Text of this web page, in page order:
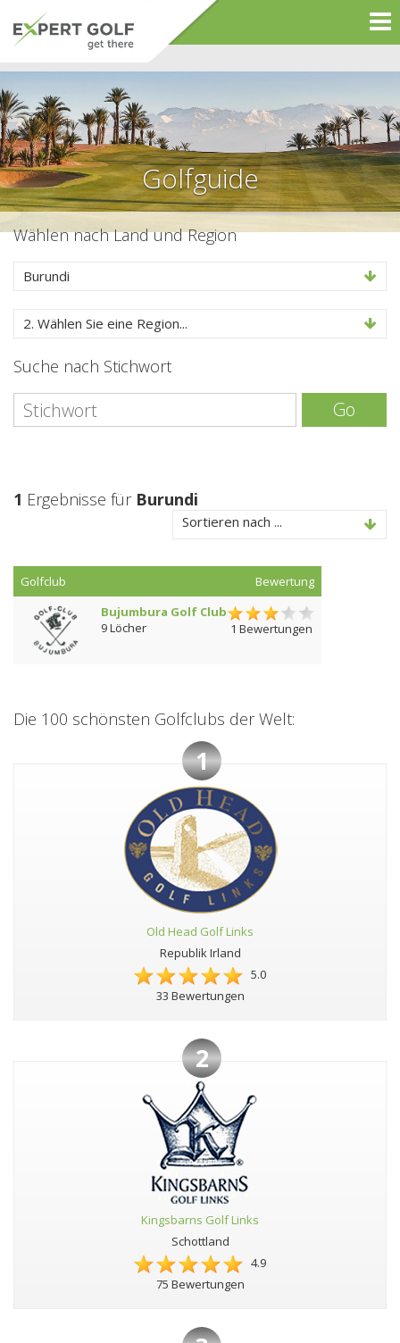
Golfguide
Wählen nach Land und Region
Burundi
2. Wählen Sie eine Region...
Suche nach Stichwort
Go
1 Ergebnisse für Burundi
Sortieren nach ...
Golfclub
Bewertung
Bujumbura Golf Club
9 Löcher
1 Bewertungen
Die 100 schönsten Golfclubs der Welt:
1
Old Head Golf Links
Republik Irland
5.0
33 Bewertungen
2
Kingsbarns Golf Links
Schottland
4.9
75 Bewertungen